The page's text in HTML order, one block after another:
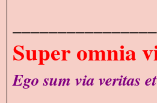
Super omnia
Ego sum via veritas